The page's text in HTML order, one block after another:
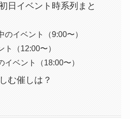
日イベント時系列まと
のイベント（9:00〜）
ト（12:00〜）
イベント（18:00〜）
む催しは？